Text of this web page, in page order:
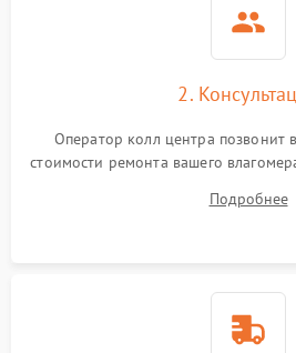
2.
Оператор колл центра позвонит
стоимости ремонта вашего
Подробнее